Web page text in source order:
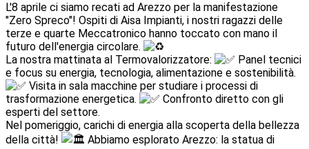
L'8 aprile ci siamo recati ad Arezzo per la manifestazione
"Zero Spreco"! Ospiti di Aisa Impianti, i nostri ragazzi delle
terze e quarte Meccatronico hanno toccato con mano il
futuro dell'energia circolare.
La nostra mattinata al Termovalorizzatore:
Panel tecnici
e focus su energia, tecnologia, alimentazione e sostenibilità.
Visita in sala macchine per studiare i processi di
trasformazione energetica.
Confronto diretto con gli
esperti del settore.
Nel pomeriggio, carichi di energia alla scoperta della bellezza
della città!
Abbiamo esplorato Arezzo: la statua di